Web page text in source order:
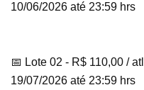
10/06/2026 até 23:59 hrs
📅 Lote 02 - R$ 110,00 /
19/07/2026 até 23:59 hrs